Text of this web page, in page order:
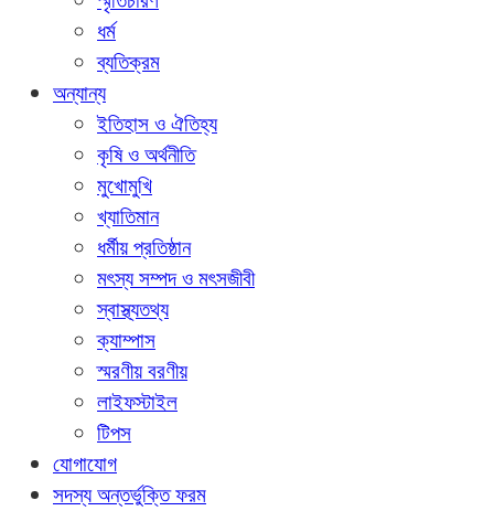
ধর্ম
ব্যতিক্রম
অন্যান্য
ইতিহাস ও ঐতিহ্য
কৃষি ও অর্থনীতি
মুখোমুখি
খ্যাতিমান
ধর্মীয় প্রতিষ্ঠান
মৎস্য সম্পদ ও মৎসজীবী
স্বাস্থ্যতথ্য
ক্যাম্পাস
স্মরণীয় বরণীয়
লাইফস্টাইল
টিপস
যোগাযোগ
সদস্য অন্তর্ভুক্তি ফরম